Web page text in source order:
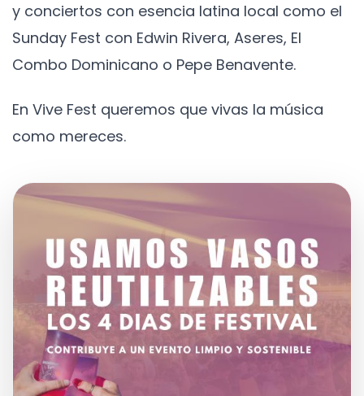
y conciertos con esencia latina local como el
Sunday Fest con Edwin Rivera, Aseres, El
Combo Dominicano o Pepe Benavente.
En Vive Fest queremos que vivas la música
como mereces.